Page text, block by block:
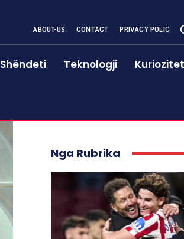
ABOUT-US CONTACT PRIVACY POLIC
Shëndeti Teknologji
Nga Rubrika